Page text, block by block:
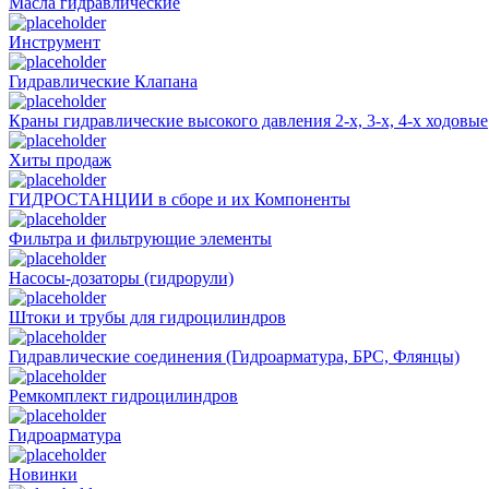
Инструмент
Гидравлические Клапана
Краны гидравлические высокого давления 2-х, 3-х, 4-х ходовые
Хиты продаж
ГИДРОСТАНЦИИ в сборе и их Компоненты
Фильтра и фильтрующие элементы
Насосы-дозаторы (гидрорули)
Штоки и трубы для гидроцилиндров
Гидравлические соединения (Гидроарматура, БРС, Флянцы)
Ремкомплект гидроцилиндров
Гидроарматура
Новинки